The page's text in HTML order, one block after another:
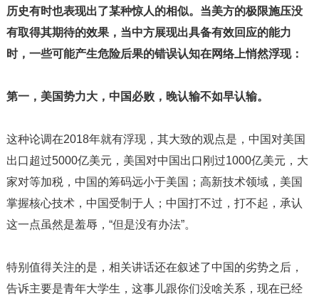
历史有时也表现出了某种惊人的相似。当美方的极限施压没
有取得其期待的效果，当中方展现出具备有效回应的能力
时，一些可能产生危险后果的错误认知在网络上悄然浮现：
第一，美国势力大，中国必败，晚认输不如早认输。
这种论调在2018年就有浮现，其大致的观点是，中国对美国
出口超过5000亿美元，美国对中国出口刚过1000亿美元，大
家对等加税，中国的筹码远小于美国；高新技术领域，美国
掌握核心技术，中国受制于人；中国打不过，打不起，承认
这一点虽然是羞辱，“但是没有办法”。
特别值得关注的是，相关讲话还在叙述了中国的劣势之后，
告诉主要是青年大学生，这事儿跟你们没啥关系，现在已经